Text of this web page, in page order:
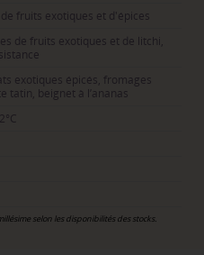
fruits exotiques et d'épices
de fruits exotiques et de litchi,
exotiques épicés, fromages
tatin, beignet à l’ananas
selon les disponibilités des stocks.